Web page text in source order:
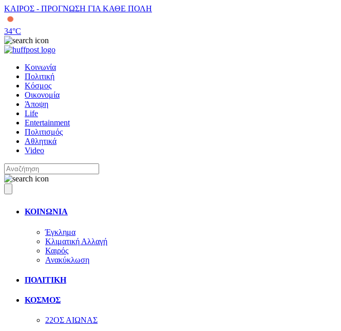
ΚΑΙΡΟΣ - ΠΡΟΓΝΩΣΗ ΓΙΑ ΚΑΘΕ ΠΟΛΗ
34°C
Κοινωνία
Πολιτική
Κόσμος
Οικονομία
Άποψη
Life
Entertainment
Πολιτισμός
Αθλητικά
Video
ΚΟΙΝΩΝΙΑ
Έγκλημα
Κλιματική Αλλαγή
Καιρός
Ανακύκλωση
ΠΟΛΙΤΙΚΗ
ΚΟΣΜΟΣ
22ΟΣ ΑΙΩΝΑΣ